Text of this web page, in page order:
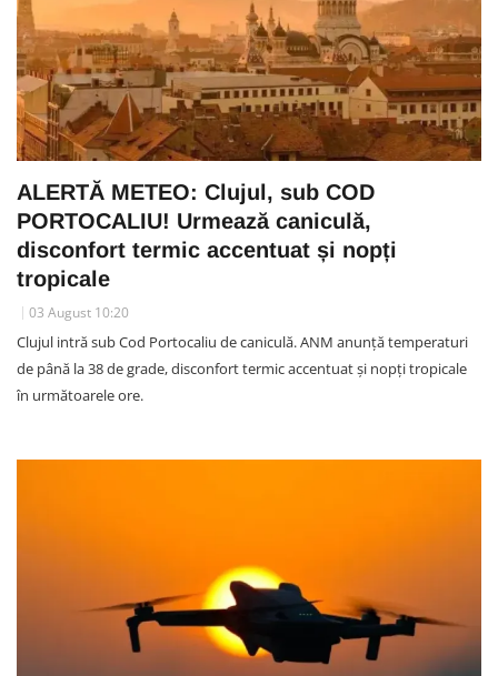
ALERTĂ METEO: Clujul, sub COD
PORTOCALIU! Urmează caniculă,
disconfort termic accentuat și nopți
tropicale
03 August 10:20
Clujul intră sub Cod Portocaliu de caniculă. ANM anunță temperaturi
de până la 38 de grade, disconfort termic accentuat și nopți tropicale
în următoarele ore.